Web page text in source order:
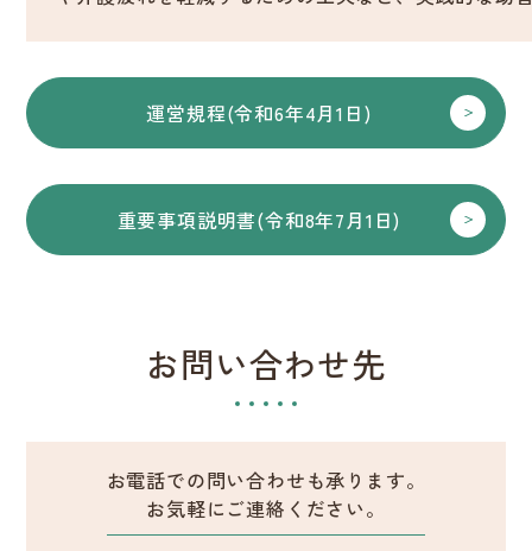
運営規程(令和6年4月1日)
重要事項説明書(令和8年7月1日)
お問い合わせ先
お電話での問い合わせも承ります。
お気軽にご連絡ください。